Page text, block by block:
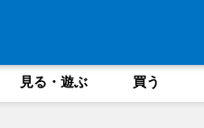
見る・遊ぶ 買う